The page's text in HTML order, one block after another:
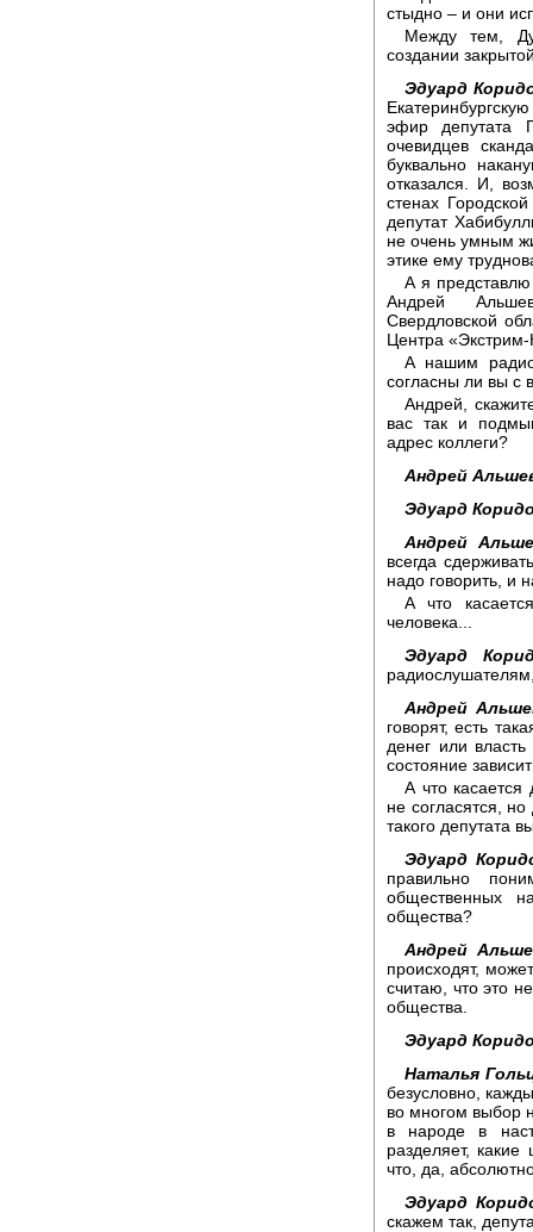
стыдно – и они
Между тем,
создании
Эдуард
эфир депутата
очевидцев
буквально
отказался. И,
стенах
депутат
не очень умным
этике ему
А я представлю
Андрей
Свердловской
Центра «Экстрим-
А нашим
согласны ли вы с
Андрей,
вас так и
адрес коллеги?
Андрей
Эдуард
Андрей
всегда
надо говорить, и
А что
человека...
Эдуард
Андрей
говорят, есть
денег или
состояние
А что
не согласятся,
такого депутата
Эдуард
правильно
общественных
общества?
Андрей
происходят,
считаю, что это
общества.
Эдуард
Наталья
безусловно,
во многом выбор
в народе в
разделяет,
что, да,
Эдуард
скажем так,